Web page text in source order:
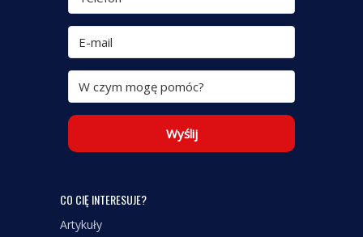
Wyślij
CO CIĘ INTERESUJE?
Artykuły